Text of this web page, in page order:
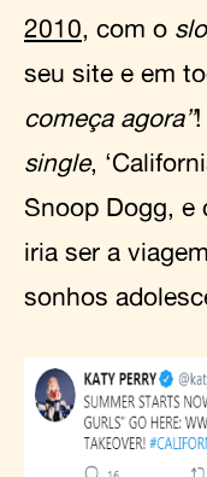
2010, com o
seu site e em
começa agora”!
single,
Snoop Dogg, e
iria ser a
sonhos